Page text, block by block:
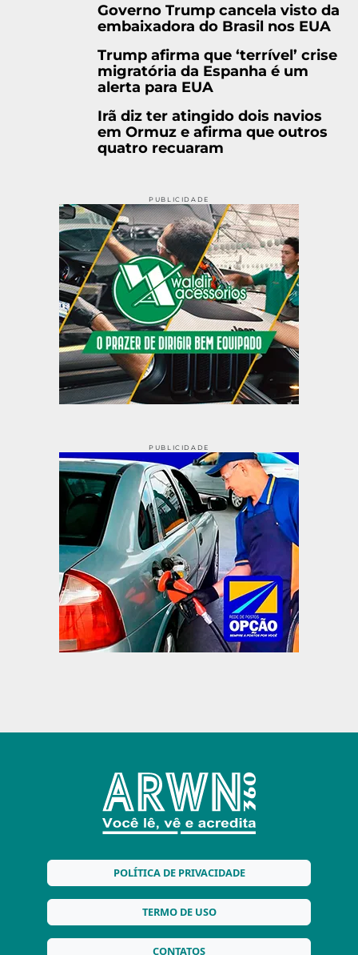
Governo Trump cancela visto da
embaixadora do Brasil nos EUA
Trump afirma que ‘terrível’ crise
migratória da Espanha é um
alerta para EUA
Irã diz ter atingido dois navios
em Ormuz e afirma que outros
quatro recuaram
PUBLICIDADE
PUBLICIDADE
POLÍTICA DE PRIVACIDADE
TERMO DE USO
CONTATOS